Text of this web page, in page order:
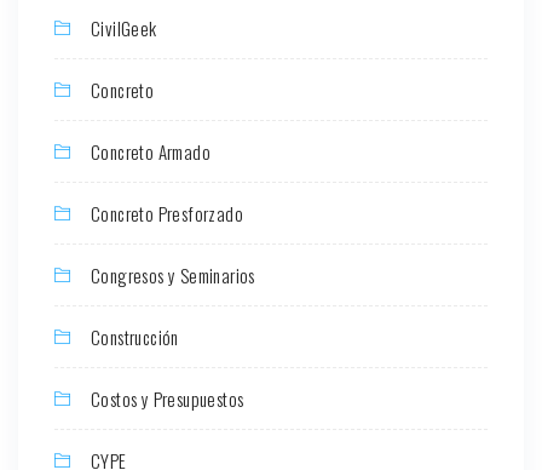
CivilGeek
Concreto
Concreto Armado
Concreto Presforzado
Congresos y Seminarios
Construcción
Costos y Presupuestos
CYPE